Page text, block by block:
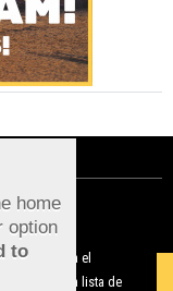
home
option
to
terceros para el
consultar la lista de